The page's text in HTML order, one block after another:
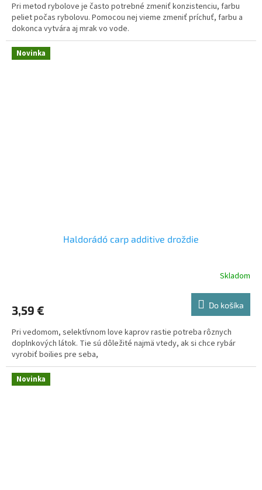
Pri metod rybolove je často potrebné zmeniť konzistenciu, farbu
peliet počas rybolovu. Pomocou nej vieme zmeniť príchuť, farbu a
dokonca vytvára aj mrak vo vode.
Novinka
Haldorádó carp additive droždie
Skladom
3,59 € Do košíka
Pri vedomom, selektívnom love kaprov rastie potreba rôznych
doplnkových látok. Tie sú dôležité najmä vtedy, ak si chce rybár
vyrobiť boilies pre seba,
Novinka